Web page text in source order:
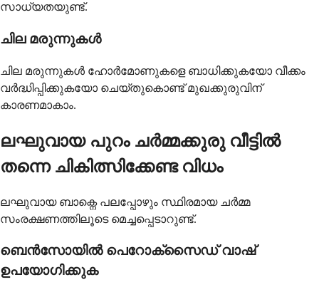
സാധ്യതയുണ്ട്.
ചില മരുന്നുകൾ
ചില മരുന്നുകൾ ഹോർമോണുകളെ ബാധിക്കുകയോ വീക്കം
വർദ്ധിപ്പിക്കുകയോ ചെയ്തുകൊണ്ട് മുഖക്കുരുവിന്
കാരണമാകാം.
ലഘുവായ പുറം ചർമ്മക്കുരു വീട്ടിൽ
തന്നെ ചികിത്സിക്കേണ്ട വിധം
ലഘുവായ ബാക്നെ പലപ്പോഴും സ്ഥിരമായ ചർമ്മ
സംരക്ഷണത്തിലൂടെ മെച്ചപ്പെടാറുണ്ട്.
ബെൻസോയിൽ പെറോക്സൈഡ് വാഷ്
ഉപയോഗിക്കുക